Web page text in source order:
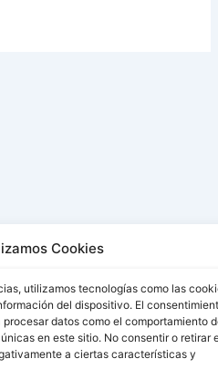
Cookies
utilizamos tecnologías como las
del dispositivo. El
datos como el comportamiento
en este sitio. No consentir o retirar
a ciertas características y